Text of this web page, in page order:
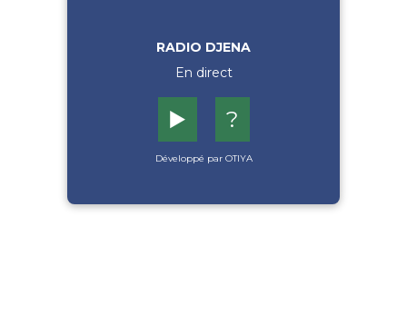
RADIO DJENA
En direct
▶️ ?
Développé par OTIYA